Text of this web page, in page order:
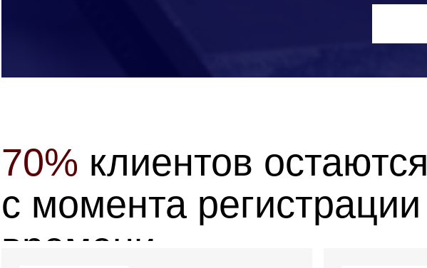
70% клиентов остаются
с момента регистрации
времени